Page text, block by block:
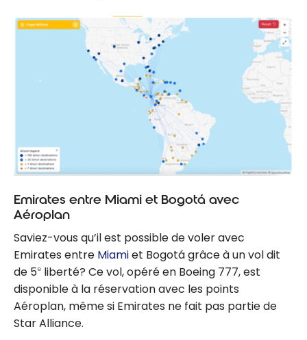
Emirates entre Miami et Bogotá avec
Aéroplan
Saviez-vous qu’il est possible de voler avec
Emirates entre Miamiet Bogotá grâce à un vol dit
de 5e liberté? Ce vol, opéré en Boeing 777, est
disponible à la réservation avec les points
Aéroplan, même si Emirates ne fait pas partie de
Star Alliance.